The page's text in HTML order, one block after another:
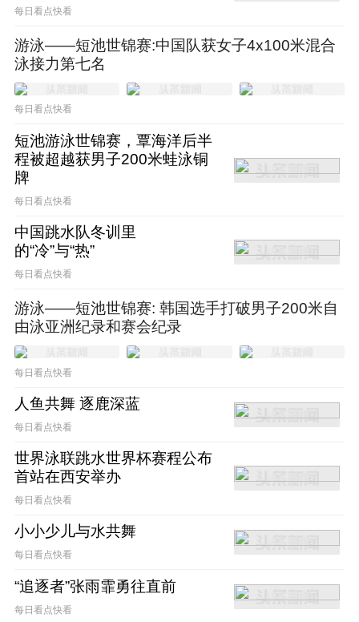
目中的地位会下降，逐渐被新涌现出来的体育
明星所取代。这是自然规律，东京奥运会刚结
束的时候，杨倩、孙一文等新科奥运冠军风头
正劲，而等到冬奥会结束，谷爱凌、徐梦桃等
人则成为了品牌的新宠。
但是，到了2023年，似乎一切在悄然发生着改
变。他入驻小红书，可以被看成是一个他全面
回归公众视野的标志性事件。
容质量精良，背后存在一个运营团队的迹象非
常明显。在小红书并没有进行大规模宣发的情
况下，宁泽涛发布的第一条笔记很快就获得了
2.4万点赞，他的粉丝数量也涨至2.5万。即便
是销声匿迹多年，宁泽涛仍拥有不俗的流量价
值。他的粉丝黏性之高令人叹服。
可以预见，宁泽涛入驻小红书绝非玩票性质。
这么多年，宁泽涛对其他互联网媒体平台（社
之。小红书如果不是拿出了足够的诚意，几无
每日看点快看
游泳——短池世锦赛:中国队获女子4x100米混合
泳接力第七名
每日看点快看
短池游泳世锦赛，覃海洋后半
程被超越获男子200米蛙泳铜
牌
每日看点快看
中国跳水队冬训里
的“冷”与“热”
每日看点快看
游泳——短池世锦赛: 韩国选手打破男子200米自
由泳亚洲纪录和赛会纪录
每日看点快看
人鱼共舞 逐鹿深蓝
每日看点快看
世界泳联跳水世界杯赛程公布
首站在西安举办
每日看点快看
小小少儿与水共舞
每日看点快看
“追逐者”张雨霏勇往直前
每日看点快看